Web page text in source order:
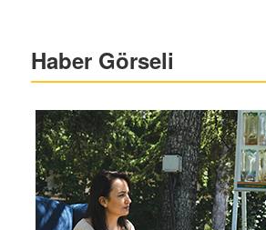
Haber Görseli